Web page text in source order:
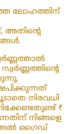
ലോഹത്തിന്
അതിന്റെ
നിരവധി
₹
നിങ്ങളെ
ഗൈഡ്